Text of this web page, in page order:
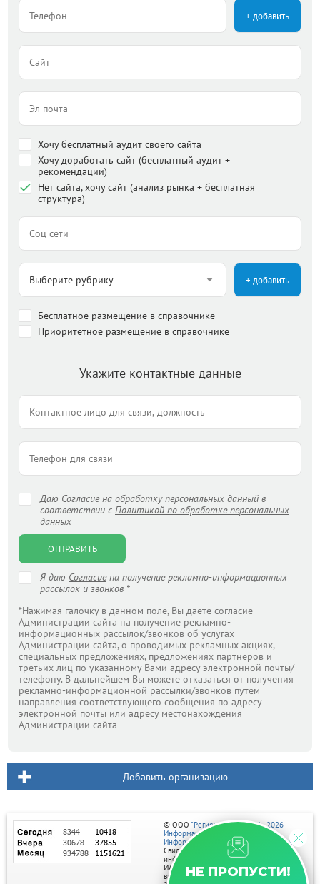
+ добавить
Хочу бесплатный аудит своего сайта
Хочу доработать сайт (бесплатный аудит +
рекомендации)
Нет сайта, хочу сайт (анализ рынка + бесплатная
структура)
+ добавить
Бесплатное размещение в справочнике
Приоритетное размещение в справочнике
Укажите контактные данные
Даю Согласиена обработку персональных данный в
соответствии с Политикой по обработке персональных
данных
ОТПРАВИТЬ
Я даю Согласиена получение рекламно-информационных
рассылок и звонков *
*Нажимая галочку в данном поле, Вы даёте согласие
Администрации сайта на получение рекламно-
информационных рассылок/звонков об услугах
Администрации сайта, о проводимых рекламных акциях,
специальных предложениях, предложениях партнеров и
третьих лиц по указанному Вами адресу электронной почты/
телефону. В дальнейшем Вы можете отказаться от получения
рекламно-информационной рассылки/звонков путем
направления соответствующего сообщения по адресу
электронной почты или адресу местонахождения
Администрации сайта
Добавить организацию
НЕ ПРОПУСТИ!
© ООО "Регион центр" 2004 - 2026
Информационное наполнение:
Информационное агентство vRossii.ru
Свидетельство о регистрации СМИ
информационного агентства vRossii.ru
ИА № ФС 77‑35502
выдано РОСКОМНАДЗОРом 04 марта